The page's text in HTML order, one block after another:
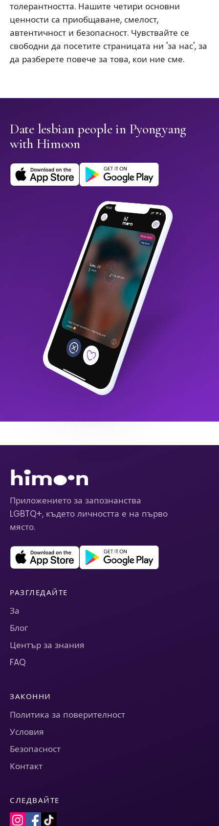
толерантността. Нашите четири основни
ценности са приобщаване, смелост,
автентичност и безопасност. Чувствайте се
свободни да посетите страницата ни 'за нас', за
да разберете повече за това, кои ние сме.
Date lesbian people in Pyongyang
with Himoon
Приложението за запознанства
LGBTQ+, където личността е на първо
място.
РАЗГЛЕДАЙТЕ
За
Блог
Център за знания
FAQ
ЗАКОННИ
Политика за поверителност
Условия
Безопасност
Контакт
СЛЕДВАЙТЕ